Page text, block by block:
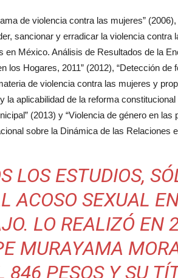
de violencia contra las mujeres”
sancionar y erradicar la violencia contra
en México. Análisis de Resultados de la
los Hogares, 2011” (2012), “Detección de
de violencia contra las mujeres y
la aplicabilidad de la reforma
(2013) y “Violencia de género en
sobre la Dinámica de las Relaciones
LOS ESTUDIOS,
ACOSO SEXUAL
LO REALIZÓ EN
MURAYAMA
846 PESOS Y SU